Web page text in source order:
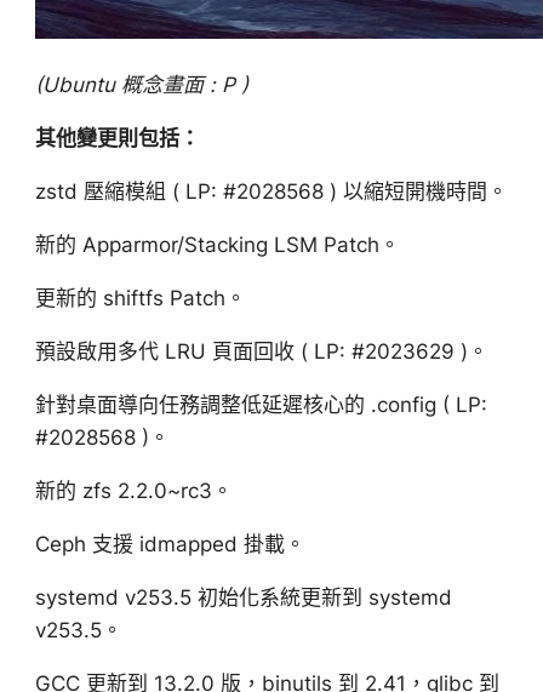
(Ubuntu 概念畫面 : P )
其他變更則包括：
zstd 壓縮模組 ( LP: #2028568 ) 以縮短開機時間。
新的 Apparmor/Stacking LSM Patch。
更新的 shiftfs Patch。
預設啟用多代 LRU 頁面回收 ( LP: #2023629 )。
針對桌面導向任務調整低延遲核心的 .config ( LP:
#2028568 )。
新的 zfs 2.2.0~rc3。
Ceph 支援 idmapped 掛載。
systemd v253.5 初始化系統更新到 systemd
v253.5。
GCC 更新到 13.2.0 版，binutils 到 2.41，glibc 到